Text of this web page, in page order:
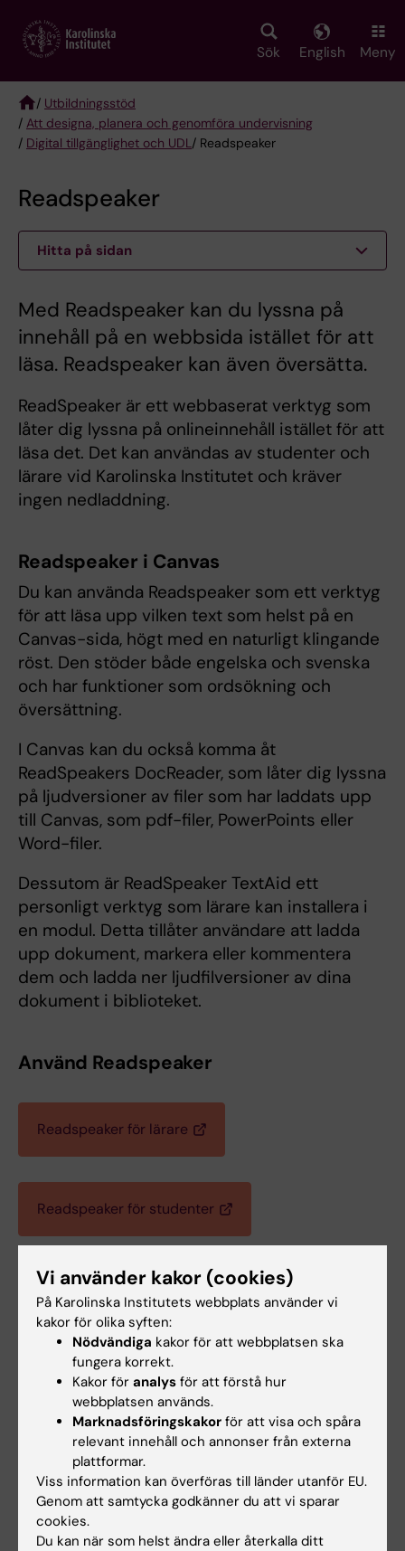
main
Sök English Meny
Breadcrumb
/ Utbildningsstöd
/ Att designa, planera och genomföra undervisning
/ Digital tillgänglighet och UDL/ Readspeaker
Readspeaker
Hitta på sidan
Med Readspeaker kan du lyssna på
innehåll på en webbsida istället för att
läsa. Readspeaker kan även översätta.
ReadSpeaker är ett webbaserat verktyg som
låter dig lyssna på onlineinnehåll istället för att
läsa det. Det kan användas av studenter och
lärare vid Karolinska Institutet och kräver
ingen nedladdning.
Readspeaker i Canvas
Du kan använda Readspeaker som ett verktyg
för att läsa upp vilken text som helst på en
Canvas-sida, högt med en naturligt klingande
röst. Den stöder både engelska och svenska
och har funktioner som ordsökning och
översättning.
I Canvas kan du också komma åt
ReadSpeakers DocReader, som låter dig lyssna
på ljudversioner av filer som har laddats upp
till Canvas, som pdf-filer, PowerPoints eller
Word-filer.
Dessutom är ReadSpeaker TextAid ett
personligt verktyg som lärare kan installera i
en modul. Detta tillåter användare att ladda
upp dokument, markera eller kommentera
dem och ladda ner ljudfilversioner av dina
dokument i biblioteket.
Använd Readspeaker
Readspeaker för lärare
Readspeaker för studenter
Readspeakers egen sida 'Universal Design for
Learning: A Comprehensive Introduc…
Hade du nytta av informationen på denna sida?
Yes
No
Innehållsgranskare:
Gina Söderlund Nåtfors
Sidan uppdaterad:2025-09-22
Vi använder kakor (cookies)
På Karolinska Institutets webbplats använder vi
kakor för olika syften:
Nödvändiga kakor för att webbplatsen ska
fungera korrekt.
Kakor för analys för att förstå hur
webbplatsen används.
Marknadsföringskakor för att visa och spåra
relevant innehåll och annonser från externa
plattformar.
Viss information kan överföras till länder utanför EU.
Genom att samtycka godkänner du att vi sparar
cookies.
Du kan när som helst ändra eller återkalla ditt